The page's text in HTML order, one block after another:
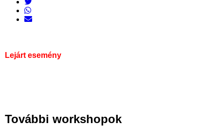
Lejárt esemény
További workshopok